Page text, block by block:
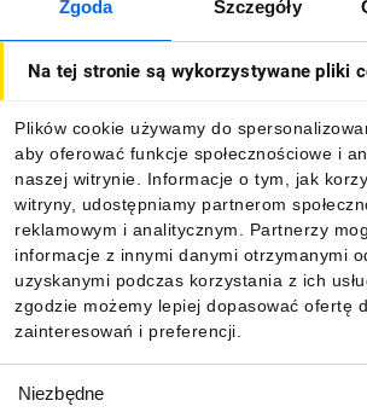
Zgoda Szczegóły
Na tej stronie są wykorzystywane pliki
Plików cookie używamy do
aby oferować funkcje społecznościowe i
naszej witrynie. Informacje o tym, jak
witryny, udostępniamy partnerom
reklamowym i analitycznym. Partnerzy
informacje z innymi danymi otrzymanymi
uzyskanymi podczas korzystania z ich
zgodzie możemy lepiej dopasować ofertę
zainteresowań i preferencji.
zgody
Niezbędne
O firmie
Informacje
Pobierz naszą aplikację